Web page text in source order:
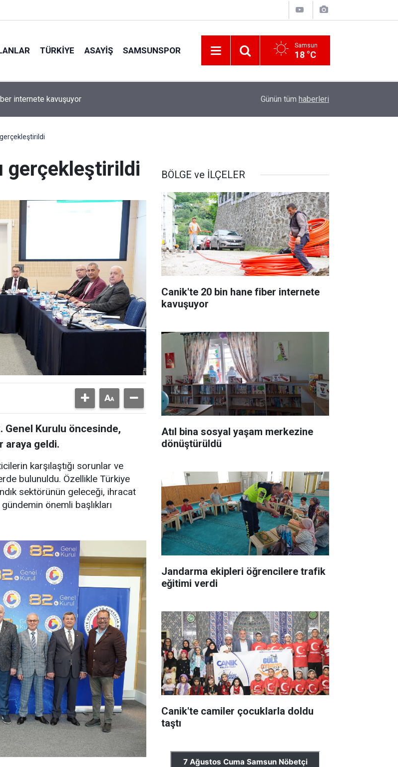
TÜRKİYE ASAYİŞ SAMSUNSPOR Samsun
18 °C
internete kavuşuyor 30 ilde DEAŞ terör örgütüne yönelik operasyon!
Günün tüm haberleri
gerçekleştirildi
gerçekleştirildi
Genel Kurulu öncesinde,
araya geldi.
karşılaştığı sorunlar ve
bulunuldu. Özellikle Türkiye
sektörünün geleceği, ihracat
önemli başlıkları
BÖLGE ve İLÇELER
Canik'te 20 bin hane fiber internete
kavuşuyor
Atıl bina sosyal yaşam merkezine
dönüştürüldü
Jandarma ekipleri öğrencilere trafik
eğitimi verdi
Canik'te camiler çocuklarla doldu
taştı